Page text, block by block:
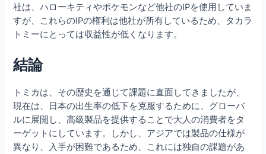
社は、ハローキティやポケモンなど他社のIPを使用していま
すが、これらのIPの権利は他社が所有しているため、タカラ
トミーにとっては収益性が低くなります。
結論
トミカは、その歴史を通じて課題に直面してきましたが、
現在は、日本の出生率の低下を克服するために、グローバ
ルに展開し、高級製品を提供することで大人の消費者をタ
ーゲットにしています。しかし、アジアでは製品の仕様が
異なり、入手が困難であるため、これには独自の課題があ